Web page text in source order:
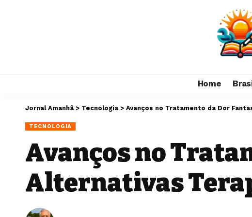
Home
Jornal Amanhã > Tecnologia > Avanços no Tratamento da Dor
TECNOLOGIA
Avanços no
Alternativas